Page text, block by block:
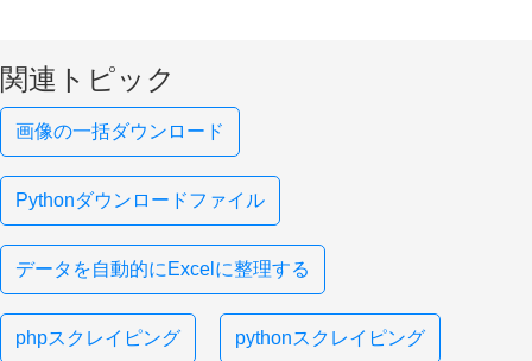
関連トピック
画像の一括ダウンロード
Pythonダウンロードファイル
データを自動的にExcelに整理する
phpスクレイピング pythonスクレイピング